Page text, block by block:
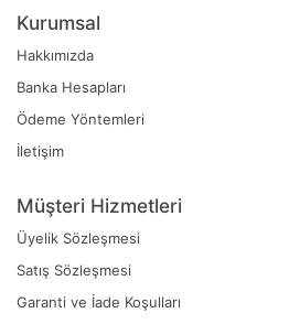
Kurumsal
Hakkımızda
Banka Hesapları
Ödeme Yöntemleri
İletişim
Müşteri Hizmetleri
Üyelik Sözleşmesi
Satış Sözleşmesi
Garanti ve İade Koşulları